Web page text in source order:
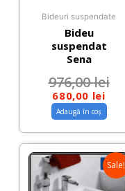
Bideuri suspendate
Bideu
suspendat
Sena
976,00lei
680,00 lei
Adaugă în coș
Sale!